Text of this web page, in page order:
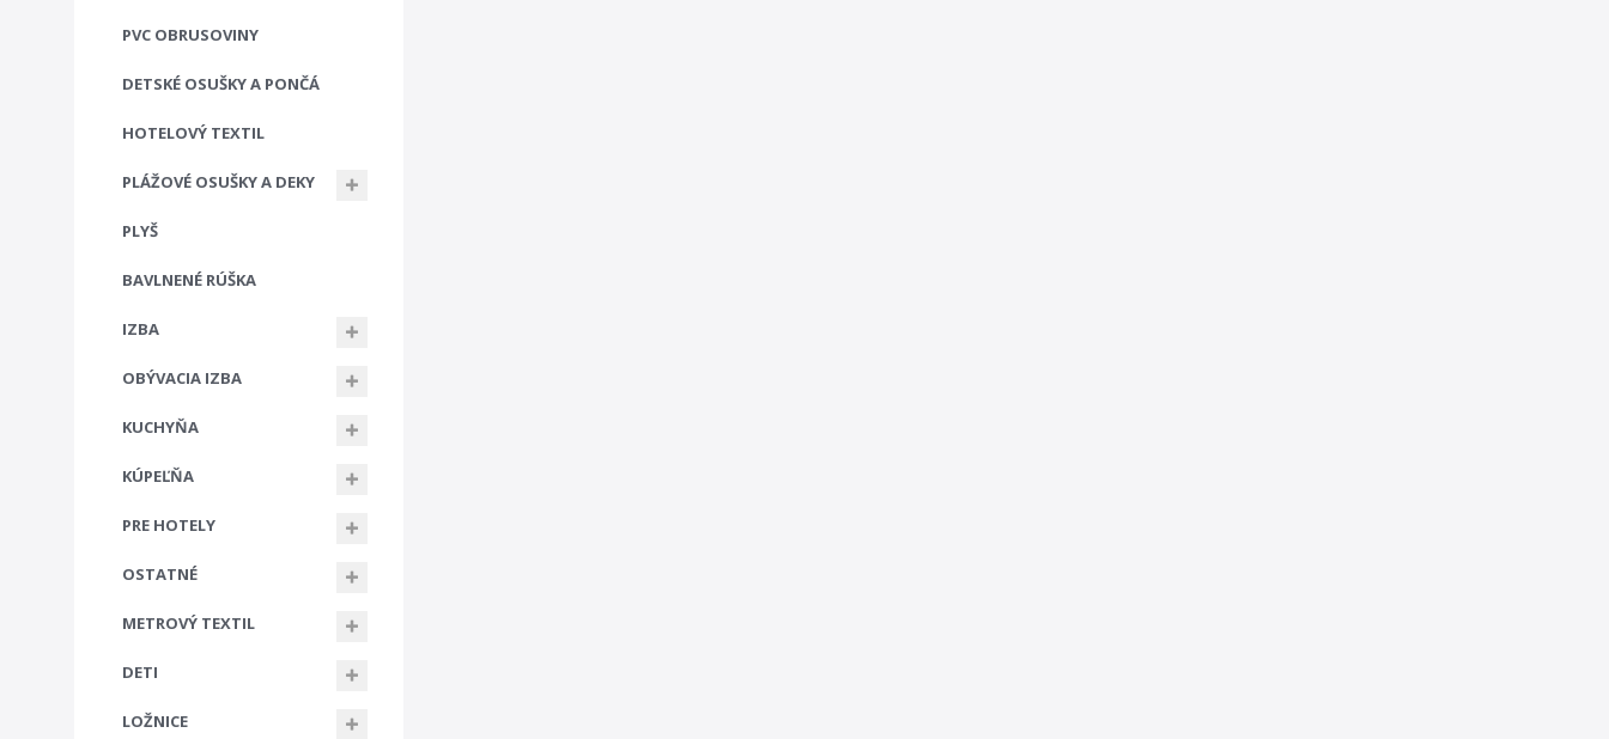
PVC OBRUSOVINY
DETSKÉ OSUŠKY A PONČÁ
HOTELOVÝ TEXTIL
PLÁŽOVÉ OSUŠKY A DEKY
PLYŠ
BAVLNENÉ RÚŠKA
IZBA
OBÝVACIA IZBA
KUCHYŇA
KÚPEĽŇA
PRE HOTELY
OSTATNÉ
METROVÝ TEXTIL
DETI
LOŽNICE